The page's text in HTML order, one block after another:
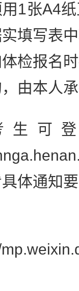
1张A4
填写表
检报名
由本人
登
体通知要